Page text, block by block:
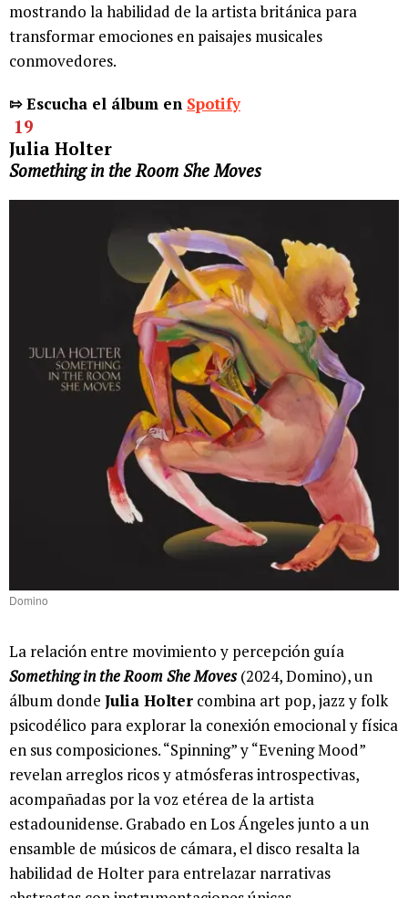
mostrando la habilidad de la artista británica para
transformar emociones en paisajes musicales
conmovedores.
⇰ Escucha el álbum en Spotify
19
Julia Holter
Something in the Room She Moves
Domino
La relación entre movimiento y percepción guía
Something in the Room She Moves(2024, Domino), un
álbum donde Julia Holter combina art pop, jazz y folk
psicodélico para explorar la conexión emocional y física
en sus composiciones. “Spinning” y “Evening Mood”
revelan arreglos ricos y atmósferas introspectivas,
acompañadas por la voz etérea de la artista
estadounidense. Grabado en Los Ángeles junto a un
ensamble de músicos de cámara, el disco resalta la
habilidad de Holter para entrelazar narrativas